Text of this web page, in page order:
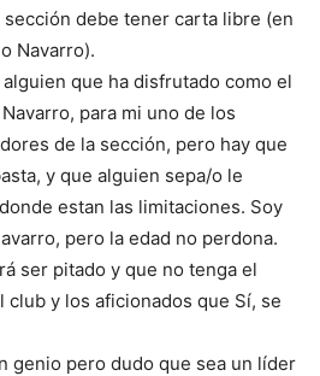
sección debe tener carta libre (en
Navarro).
que ha disfrutado como el
para mi uno de los
de la sección, pero hay que
y que alguien sepa/o le
estan las limitaciones. Soy
pero la edad no perdona.
ser pitado y que no tenga el
club y los aficionados que Sí, se
genio pero dudo que sea un líder